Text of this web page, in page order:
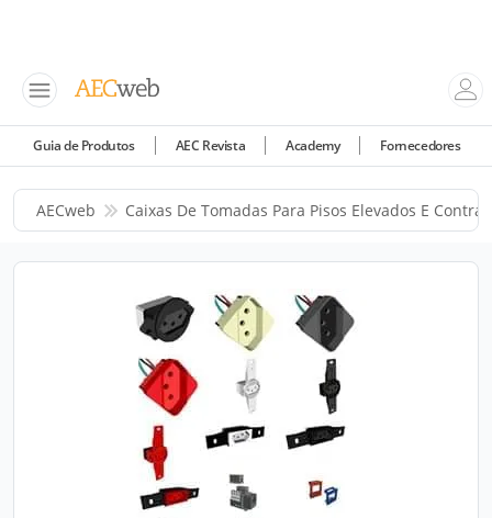
Guia de Produtos AEC Revista Academy Fornecedores
AECweb Caixas De Tomadas Para Pisos Elevados E